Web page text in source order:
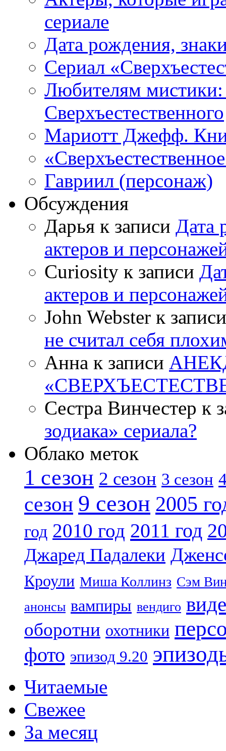
сериале
Дата рождения,
Сериал
Любителям
Сверхъестественного
Мариотт Джефф.
Гавриил (персонаж)
Обсуждения
Дарья к записи Дата
актеров и
Curiosity к записи
актеров и
John Webster к
не считал себя
Анна к записи
Сестра Винчестер к
зодиака» сериала?
Облако меток
1 сезон 2 сезон 3 сезон
сезон 9 сезон 2005
год 2010 год 2011 год
Джаред Падалеки
Кроули Миша Коллинз Сэм
анонсы вампиры вендиго
оборотни охотники
фото эпизод 9.20
Читаемые
Свежее
За месяц